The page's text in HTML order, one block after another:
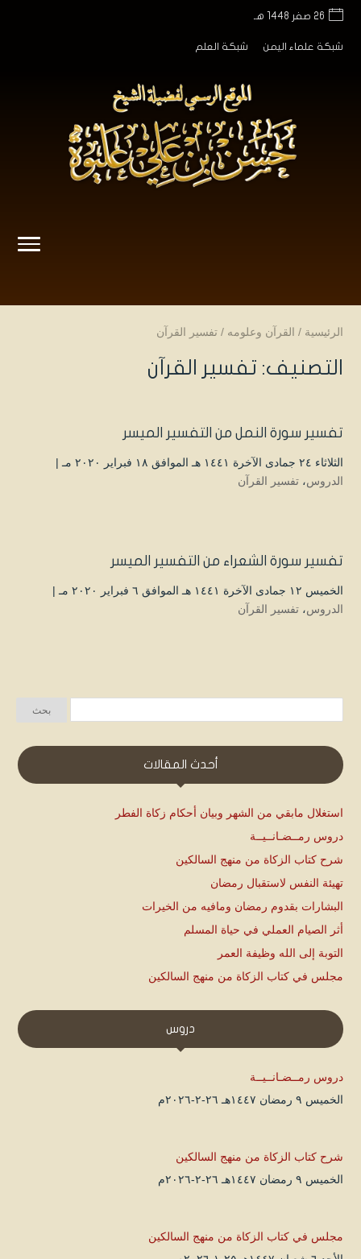
26 صفر 1448 هـ
شبكة علماء اليمن شبكة العلم
الرئيسية / القرآن وعلومه / تفسير القرآن
التصنيف: تفسير القرآن
تفسير سورة النمل من التفسير الميسر
الثلاثاء ۲٤ جمادى الآخرة ۱٤٤۱ هـ الموافق ۱۸ فبراير ۲۰۲۰ مـ |
الدروس، تفسير القرآن
تفسير سورة الشعراء من التفسير الميسر
الخميس ۱۲ جمادى الآخرة ۱٤٤۱ هـ الموافق ٦ فبراير ۲۰۲۰ مـ |
الدروس، تفسير القرآن
أحدث المقالات
استغلال مابقي من الشهر وبيان أحكام زكاة الفطر
دروس رمــضـانــيــة
شرح كتاب الزكاة من منهج السالكين
تهيئة النفس لاستقبال رمضان
البشارات بقدوم رمضان ومافيه من الخيرات
أثر الصيام العملي في حياة المسلم
التوبة إلى الله وظيفة العمر
مجلس في كتاب الزكاة من منهج السالكين
دروس
دروس رمــضـانــيــة
الخميس ۹ رمضان ۱٤٤۷هـ ۲٦-۲-۲۰۲٦م
شرح كتاب الزكاة من منهج السالكين
الخميس ۹ رمضان ۱٤٤۷هـ ۲٦-۲-۲۰۲٦م
مجلس في كتاب الزكاة من منهج السالكين